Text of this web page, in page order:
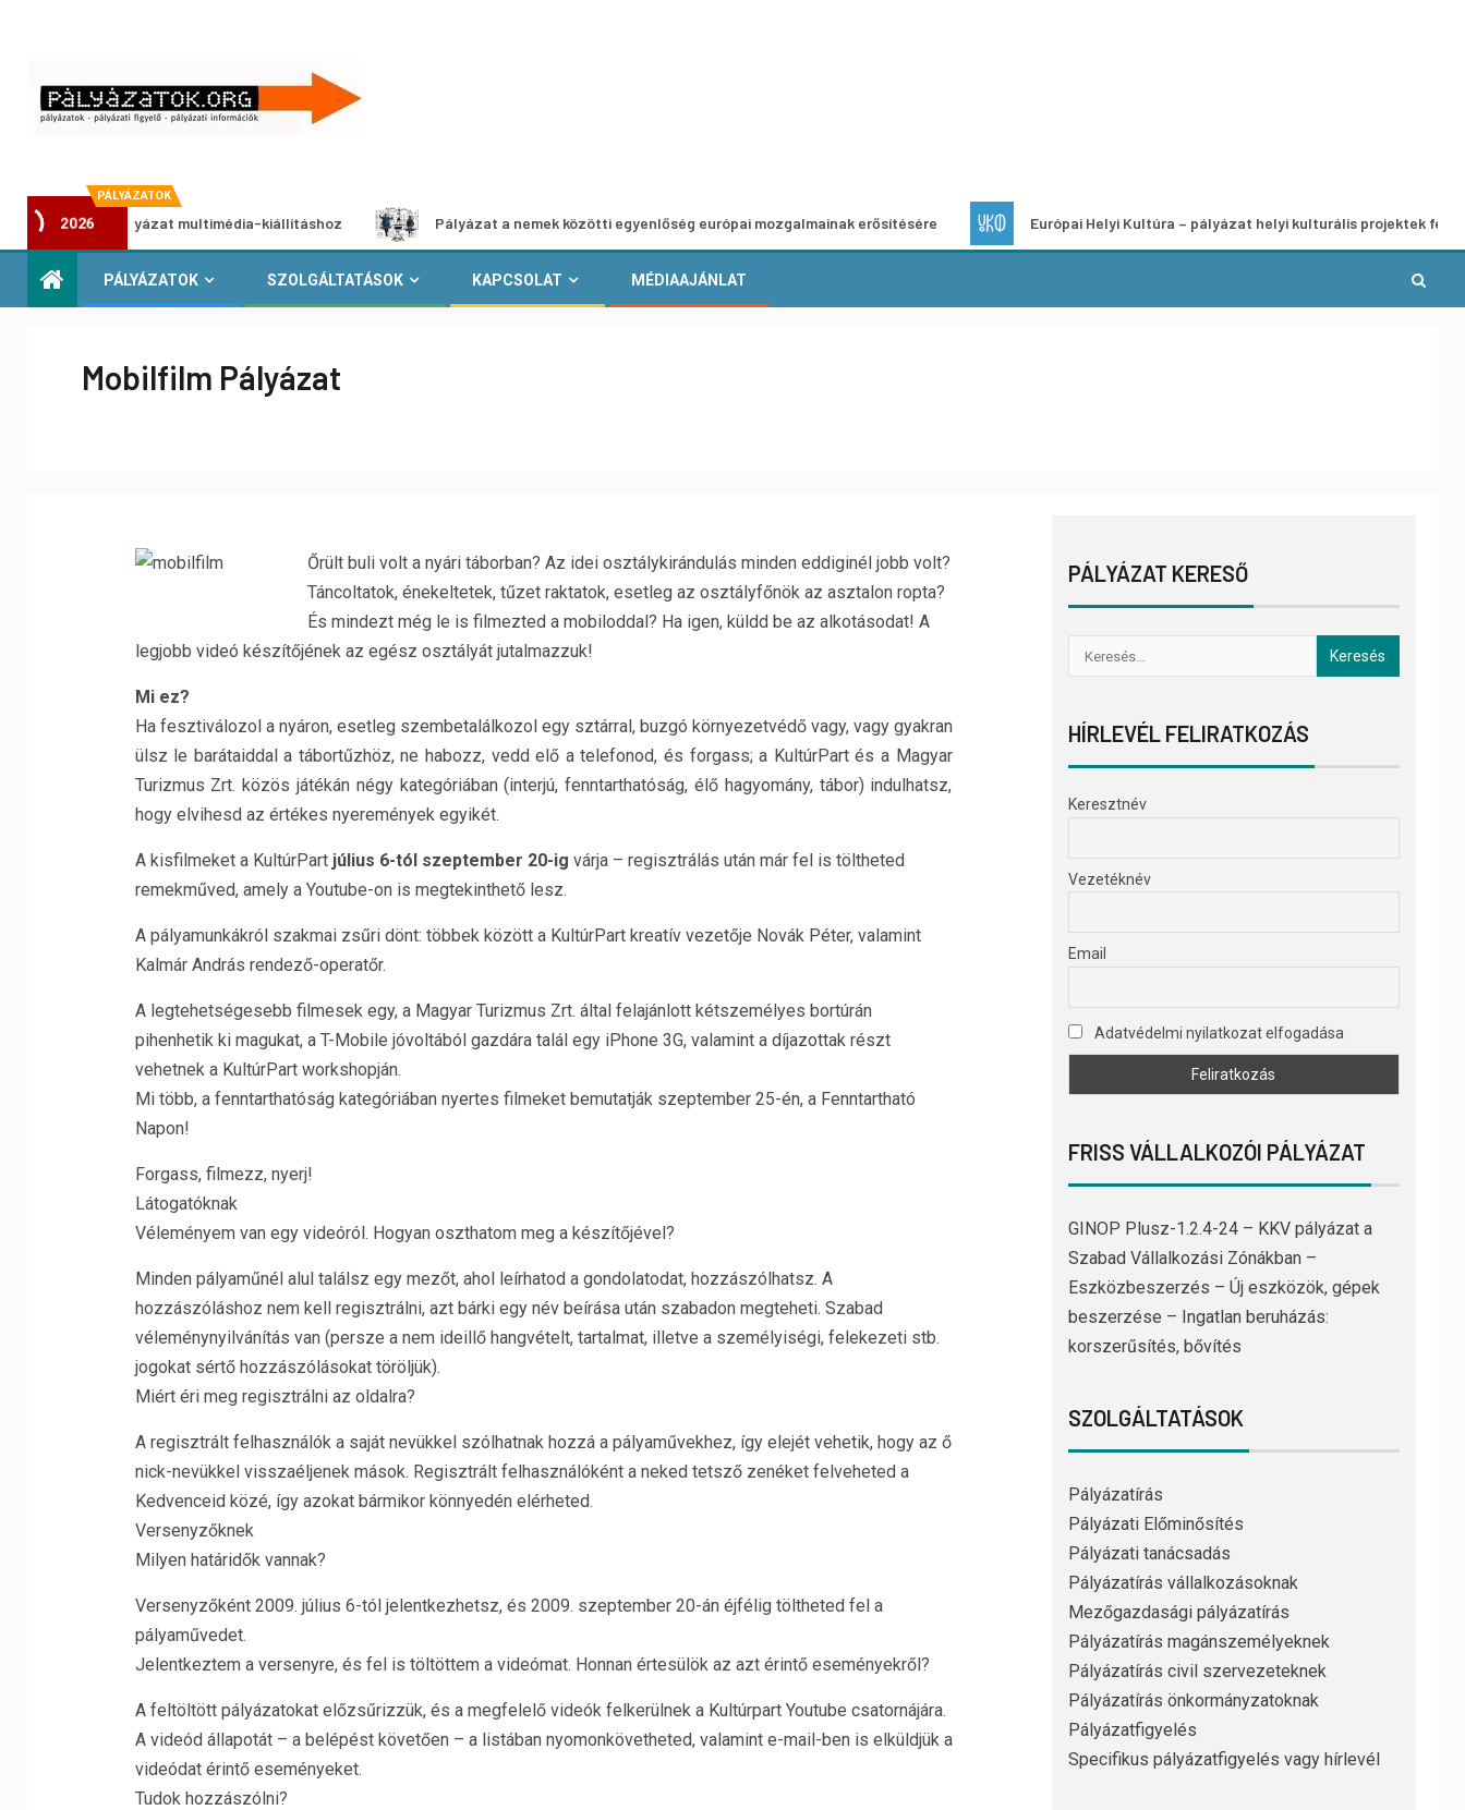
PÁLYÁZATOK
2026
pályázat multimédia-kiállításhoz Pályázat a nemek közötti egyenlőség európai mozgalmainak erősítésére Európai Helyi Kultúra – pályázat helyi kulturális projektek fejlesztésére
PÁLYÁZATOK SZOLGÁLTATÁSOK KAPCSOLAT MÉDIAAJÁNLAT
Mobilfilm Pályázat
Őrült buli volt a nyári táborban? Az idei osztálykirándulás minden eddiginél jobb volt?
Táncoltatok, énekeltetek, tűzet raktatok, esetleg az osztályfőnök az asztalon ropta?
És mindezt még le is filmezted a mobiloddal? Ha igen, küldd be az alkotásodat! A
legjobb videó készítőjének az egész osztályát jutalmazzuk!
Mi ez?
Ha fesztiválozol a nyáron, esetleg szembetalálkozol egy sztárral, buzgó környezetvédő vagy, vagy gyakran
ülsz le barátaiddal a tábortűzhöz, ne habozz, vedd elő a telefonod, és forgass; a KultúrPart és a Magyar
Turizmus Zrt. közös játékán négy kategóriában (interjú, fenntarthatóság, élő hagyomány, tábor) indulhatsz,
hogy elvihesd az értékes nyeremények egyikét.
A kisfilmeket a KultúrPart július 6-tól szeptember 20-ig várja – regisztrálás után már fel is töltheted
remekműved, amely a Youtube-on is megtekinthető lesz.
A pályamunkákról szakmai zsűri dönt: többek között a KultúrPart kreatív vezetője Novák Péter, valamint
Kalmár András rendező-operatőr.
A legtehetségesebb filmesek egy, a Magyar Turizmus Zrt. által felajánlott kétszemélyes bortúrán
pihenhetik ki magukat, a T-Mobile jóvoltából gazdára talál egy iPhone 3G, valamint a díjazottak részt
vehetnek a KultúrPart workshopján.
Mi több, a fenntarthatóság kategóriában nyertes filmeket bemutatják szeptember 25-én, a Fenntartható
Napon!
Forgass, filmezz, nyerj!
Látogatóknak
Véleményem van egy videóról. Hogyan oszthatom meg a készítőjével?
Minden pályaműnél alul találsz egy mezőt, ahol leírhatod a gondolatodat, hozzászólhatsz. A
hozzászóláshoz nem kell regisztrálni, azt bárki egy név beírása után szabadon megteheti. Szabad
véleménynyilvánítás van (persze a nem ideillő hangvételt, tartalmat, illetve a személyiségi, felekezeti stb.
jogokat sértő hozzászólásokat töröljük).
Miért éri meg regisztrálni az oldalra?
A regisztrált felhasználók a saját nevükkel szólhatnak hozzá a pályaművekhez, így elejét vehetik, hogy az ő
nick-nevükkel visszaéljenek mások. Regisztrált felhasználóként a neked tetsző zenéket felveheted a
Kedvenceid közé, így azokat bármikor könnyedén elérheted.
Versenyzőknek
Milyen határidők vannak?
Versenyzőként 2009. július 6-tól jelentkezhetsz, és 2009. szeptember 20-án éjfélig töltheted fel a
pályaművedet.
Jelentkeztem a versenyre, és fel is töltöttem a videómat. Honnan értesülök az azt érintő eseményekről?
A feltöltött pályázatokat előzsűrizzük, és a megfelelő videók felkerülnek a Kultúrpart Youtube csatornájára.
A videód állapotát – a belépést követően – a listában nyomonkövetheted, valamint e-mail-ben is elküldjük a
videódat érintő eseményeket.
Tudok hozzászólni?
PÁLYÁZAT KERESŐ
HÍRLEVÉL FELIRATKOZÁS
Keresztnév
Vezetéknév
Email
Adatvédelmi nyilatkozat elfogadása
FRISS VÁLLALKOZÓI PÁLYÁZAT
GINOP Plusz-1.2.4-24 – KKV pályázat a
Szabad Vállalkozási Zónákban –
Eszközbeszerzés – Új eszközök, gépek
beszerzése – Ingatlan beruházás:
korszerűsítés, bővítés
SZOLGÁLTATÁSOK
Pályázatírás
Pályázati Előminősítés
Pályázati tanácsadás
Pályázatírás vállalkozásoknak
Mezőgazdasági pályázatírás
Pályázatírás magánszemélyeknek
Pályázatírás civil szervezeteknek
Pályázatírás önkormányzatoknak
Pályázatfigyelés
Specifikus pályázatfigyelés vagy hírlevél